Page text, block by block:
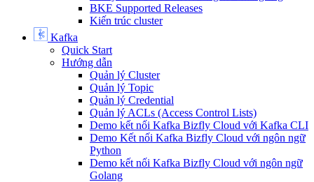
BKE Supported Releases
Kiến trúc cluster
Kafka
Quick Start
Hướng dẫn
Quản lý Cluster
Quản lý Topic
Quản lý Credential
Quản lý ACLs (Access Control Lists)
Demo kết nối Kafka Bizfly Cloud với Kafka CLI
Demo Kết nối Kafka Bizfly Cloud với ngôn ngữ
Python
Demo kết nối Kafka Bizfly Cloud với ngôn ngữ
Golang